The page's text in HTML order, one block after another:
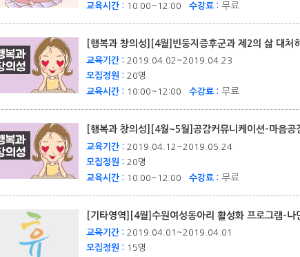
교육시간 : 10:00~12:00 수강료 : 무료
[행복과 창의성][4월]빈둥지증후군과 제2의 삶 대처
교육기간 : 2019.04.02~2019.04.23
모집정원 : 20명
교육시간 : 10:00~12:00 수강료 : 무료
[행복과 창의성][4월~5월]공감커뮤니케이션-마음
교육기간 : 2019.04.12~2019.05.24
모집정원 : 20명
교육시간 : 10:00~12:00 수강료 : 무료
[기타영역][4월]수원여성동아리 활성화 프로그램-
교육기간 : 2019.04.01~2019.04.01
모집정원 : 15명